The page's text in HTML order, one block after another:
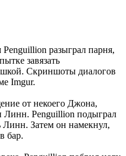
разыграл парня,
завязать
Скриншоты диалогов
Imgur.
от некоего Джона,
Линн. Penguillion подыграл
Линн. Затем он намекнул,
бар.